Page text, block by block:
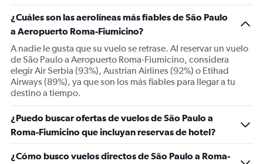
Y
axis
displaying
Number
of
flights.
Range:
0
60.
¿Cuáles son las aerolíneas más fiables de São Paulo
a Aeropuerto Roma-Fiumicino?
A nadie le gusta que su vuelo se retrase. Al reservar un vuelo
de São Paulo a Aeropuerto Roma-Fiumicino, considera
elegir Air Serbia (93%), Austrian Airlines (92%) o Etihad
Airways (89%), ya que son los más fiables para llegar a tu
destino a tiempo.
¿Puedo buscar ofertas de vuelos de São Paulo a
Roma-Fiumicino que incluyan reservas de hotel?
¿Cómo busco vuelos directos de São Paulo a Roma-